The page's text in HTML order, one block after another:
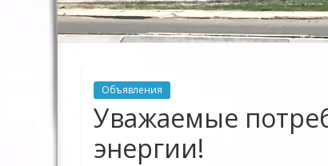
Объявления
Уважаемые
энергии!